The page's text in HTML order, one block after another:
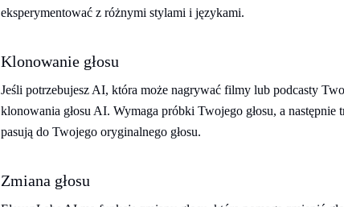
eksperymentować z różnymi stylami i językami.
Klonowanie głosu
Jeśli potrzebujesz AI, która może nagrywać filmy lub podcasty
klonowania głosu AI. Wymaga próbki Twojego głosu, a
pasują do Twojego oryginalnego głosu.
Zmiana głosu